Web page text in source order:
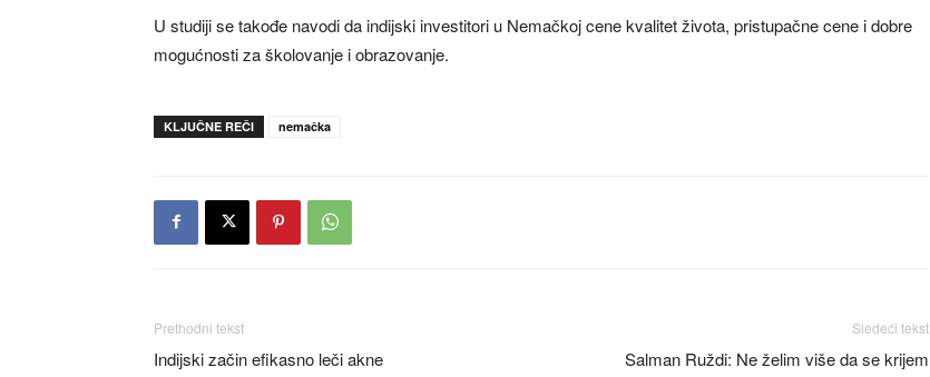
U studiji se takođe navodi da indijski investitori u Nemačkoj cene kvalitet života, pristupačne cene i dobre
mogućnosti za školovanje i obrazovanje.
KLJUČNE REČI nemačka
Prethodni tekst
Indijski začin efikasno leči akne
Sledeći tekst
Salman Ruždi: Ne želim više da se krijem